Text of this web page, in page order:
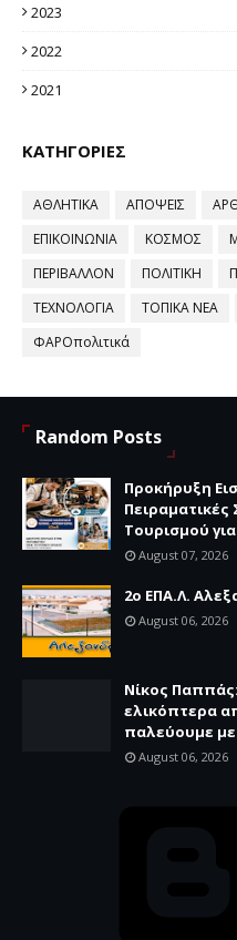
2023
2022
2021
ΚΑΤΗΓΟΡΙΕΣ
ΑΘΛΗΤΙΚΑ ΑΠΟΨΕΙΣ
ΕΠΙΚΟΙΝΩΝΙΑ
ΚΟΣΜΟΣ
ΠΕΡΙΒΑΛΛΟΝ
ΠΟΛΙΤΙΚΗ
ΤΕΧΝΟΛΟΓΙΑ
ΤΟΠΙΚΑ ΝΕΑ
ΦΑΡΟπολιτικά
Random Posts
Προκήρυξη
Τουρισμού
August 07, 2026
2ο ΕΠΑ.Λ.
August 06, 2026
Νίκος
ελικόπτερα
παλεύουμε με
August 06, 2026